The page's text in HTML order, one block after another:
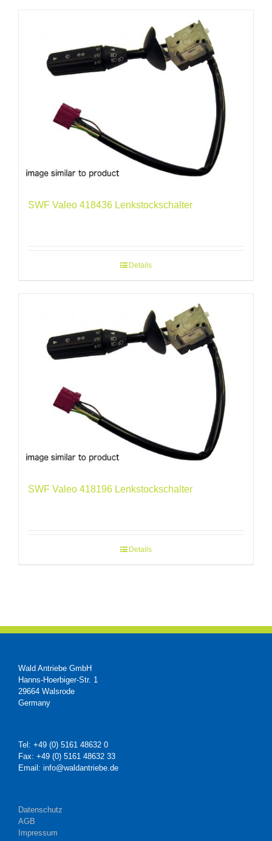
SWF Valeo 418436 Lenkstockschalter
Details
SWF Valeo 418196 Lenkstockschalter
Details
Wald Antriebe GmbH
Hanns-Hoerbiger-Str. 1
29664 Walsrode
Germany
Tel: +49 (0) 5161 48632 0
Fax: +49 (0) 5161 48632 33
Email: info@waldantriebe.de
Datenschutz
AGB
Impressum